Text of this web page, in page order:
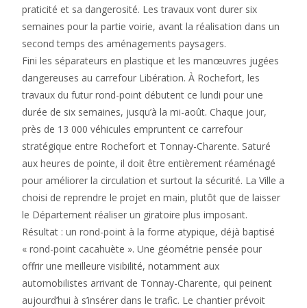
praticité et sa dangerosité. Les travaux vont durer six
semaines pour la partie voirie, avant la réalisation dans un
second temps des aménagements paysagers.
Fini les séparateurs en plastique et les manœuvres jugées
dangereuses au carrefour Libération. À Rochefort, les
travaux du futur rond-point débutent ce lundi pour une
durée de six semaines, jusqu’à la mi-août. Chaque jour,
près de 13 000 véhicules empruntent ce carrefour
stratégique entre Rochefort et Tonnay-Charente. Saturé
aux heures de pointe, il doit être entièrement réaménagé
pour améliorer la circulation et surtout la sécurité. La Ville a
choisi de reprendre le projet en main, plutôt que de laisser
le Département réaliser un giratoire plus imposant.
Résultat : un rond-point à la forme atypique, déjà baptisé
« rond-point cacahuète ». Une géométrie pensée pour
offrir une meilleure visibilité, notamment aux
automobilistes arrivant de Tonnay-Charente, qui peinent
aujourd’hui à s’insérer dans le trafic. Le chantier prévoit